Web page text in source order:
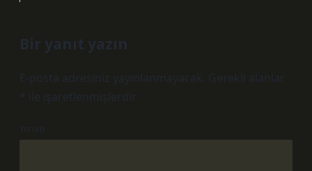
Bir yanıt yazın
E-posta adresiniz yayınlanmayacak. Gerekli alanlar
*
ile işaretlenmişlerdir
Yorum